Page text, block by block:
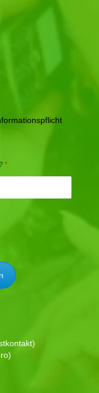
*